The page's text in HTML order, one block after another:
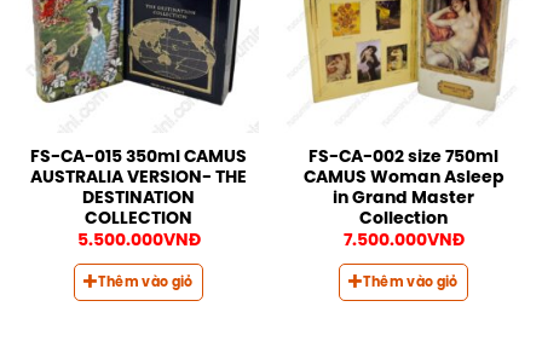
FS-CA-015 350ml CAMUS
AUSTRALIA VERSION- THE
DESTINATION
COLLECTION
5.500.000VNĐ
Thêm vào giỏ
FS-CA-002 size 750ml
CAMUS Woman Asleep
in Grand Master
Collection
7.500.000VNĐ
Thêm vào giỏ